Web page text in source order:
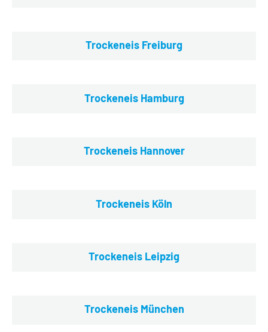
Trockeneis Freiburg
Trockeneis Hamburg
Trockeneis Hannover
Trockeneis Köln
Trockeneis Leipzig
Trockeneis München